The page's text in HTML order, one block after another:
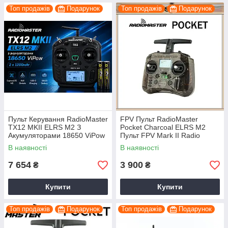
Топ продажів Подарунок
Пульт Керування RadioMaster
TX12 MKII ELRS M2 З
Акумуляторами 18650 ViPow
2 × 1200 мА·год Для FPV-
Дронів
В наявності
7 654 ₴
Купити
Топ продажів Подарунок
FPV Пульт RadioMaster
Pocket Charcoal ELRS M2
Пульт FPV Mark II Radio
Controller For FPV Drone FCC
Сумісний Virtual Flight, Lif
В наявності
3 900 ₴
Купити
Топ продажів Подарунок Топ продажів Подарунок